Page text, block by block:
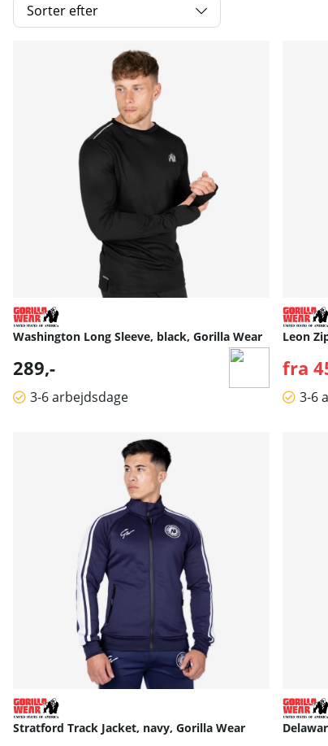
Sorter efter
Washington Long Sleeve, black, Gorilla Wear
289,-
3-6 arbejdsdage
Leon
fra
3-6
Stratford Track Jacket, navy, Gorilla Wear